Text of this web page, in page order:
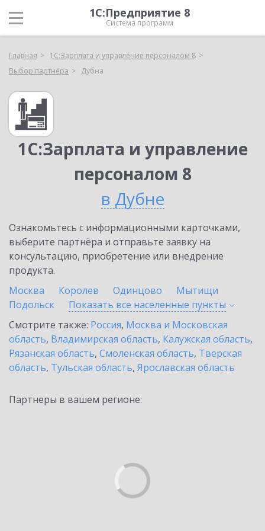
1С:Предприятие 8
Система программ
Главная
1С:Зарплата и управление персоналом 8
Выбор партнёра
Дубна
1С:Зарплата и управление
персоналом 8
в Дубне
Ознакомьтесь с информационными карточками,
выберите партнёра и отправьте заявку на
консультацию, приобретение или внедрение
продукта.
Москва
Королев Одинцово
Мытищи
Подольск
Показать все населенные пункты
Смотрите также: Россия, Москва и Московская
область, Владимирская область, Калужская область,
Рязанская область, Смоленская область, Тверская
область, Тульская область, Ярославская область
Партнеры в вашем регионе: